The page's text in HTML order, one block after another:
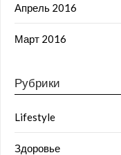
Апрель 2016
Март 2016
Рубрики
Lifestyle
Здоровье